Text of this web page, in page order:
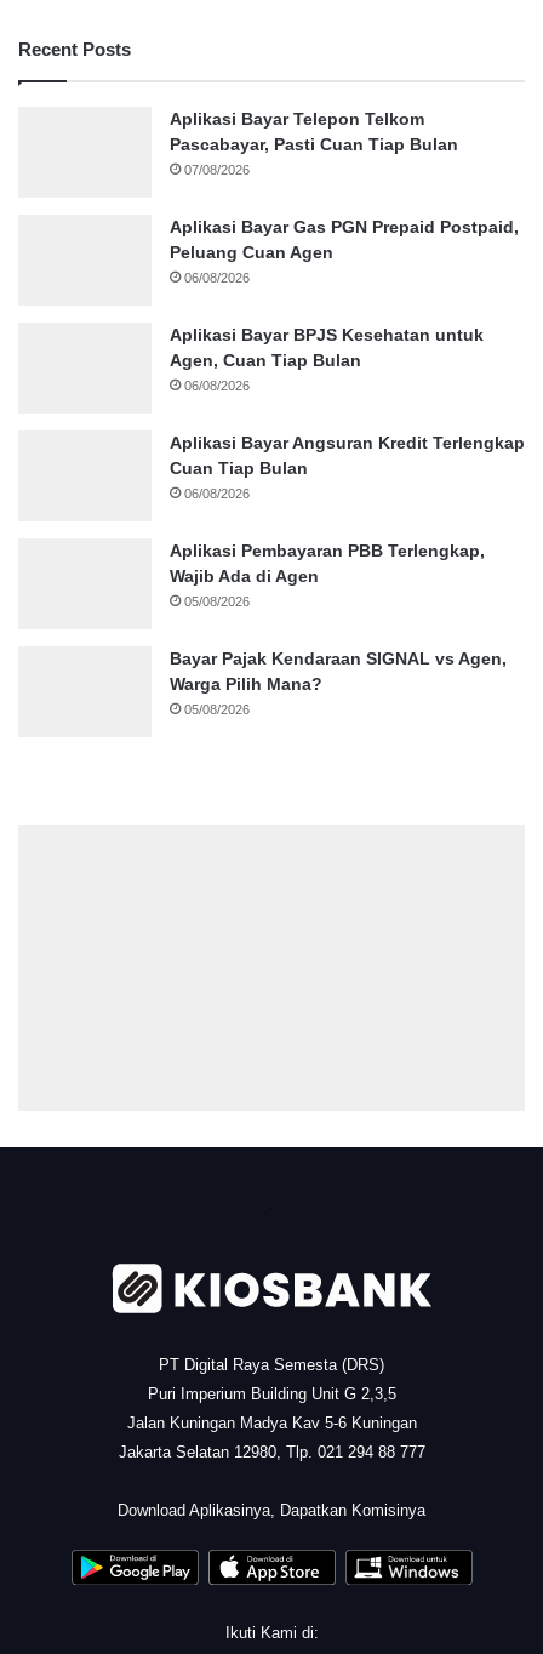
Recent Posts
Aplikasi Bayar Telepon Telkom
Pascabayar, Pasti Cuan Tiap Bulan
07/08/2026
Aplikasi Bayar Gas PGN Prepaid Postpaid,
Peluang Cuan Agen
06/08/2026
Aplikasi Bayar BPJS Kesehatan untuk
Agen, Cuan Tiap Bulan
06/08/2026
Aplikasi Bayar Angsuran Kredit Terlengkap
Cuan Tiap Bulan
06/08/2026
Aplikasi Pembayaran PBB Terlengkap,
Wajib Ada di Agen
05/08/2026
Bayar Pajak Kendaraan SIGNAL vs Agen,
Warga Pilih Mana?
05/08/2026
PT Digital Raya Semesta (DRS)
Puri Imperium Building Unit G 2,3,5
Jalan Kuningan Madya Kav 5-6 Kuningan
Jakarta Selatan 12980, Tlp. 021 294 88 777
Download Aplikasinya, Dapatkan Komisinya
Ikuti Kami di: